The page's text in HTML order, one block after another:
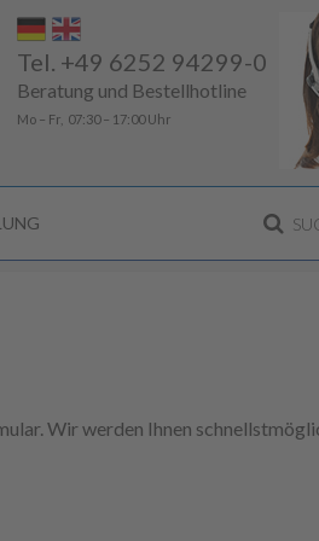
Tel. +49 6252 94299-0
Beratung und Bestellhotline
Mo – Fr, 07:30 – 17:00 Uhr
Wir werden Ihnen